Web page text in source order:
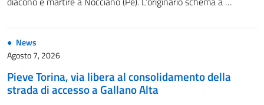
News
Agosto 7, 2026
Pieve Torina, via libera al consolidamento della
strada di accesso a Gallano Alta